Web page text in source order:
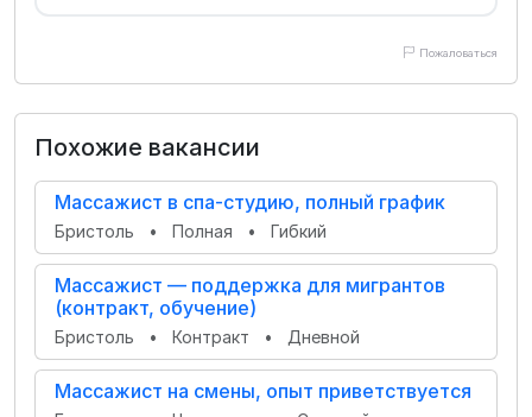
Пожаловаться
Похожие вакансии
Массажист в спа-студию, полный график
Бристоль • Полная • Гибкий
Массажист — поддержка для мигрантов
(контракт, обучение)
Бристоль • Контракт • Дневной
Массажист на смены, опыт приветствуется